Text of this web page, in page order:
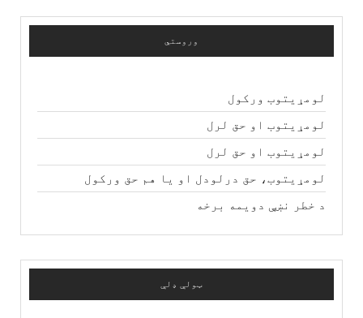
وروستي
لومړیتوب ورکول
لومړیتوب او حق لرل
لومړیتوب او حق لرل
لومړیتوب، حق درلودل او یا هم حق ورکول
د خطر نښې دویمه برخه
ټولې ډلې